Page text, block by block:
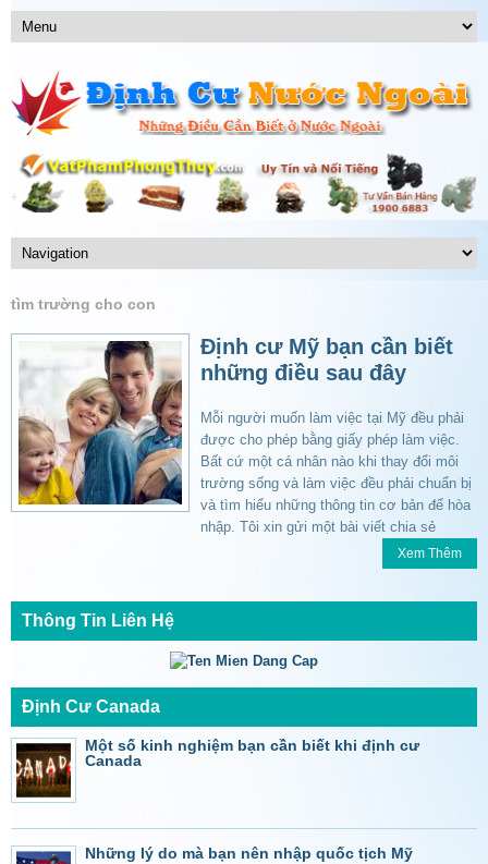
tìm trường cho con
Định cư Mỹ bạn cần biết
những điều sau đây
Mỗi người muốn làm việc tại Mỹ đều phải
được cho phép bằng giấy phép làm việc.
Bất cứ một cá nhân nào khi thay đổi môi
trường sống và làm việc đều phải chuẩn bị
và tìm hiểu những thông tin cơ bản để hòa
nhập. Tôi xin gửi một bài viết chia sẻ
Xem Thêm
Thông Tin Liên Hệ
Định Cư Canada
Một số kinh nghiệm bạn cần biết khi định cư
Canada
Những lý do mà bạn nên nhập quốc tịch Mỹ